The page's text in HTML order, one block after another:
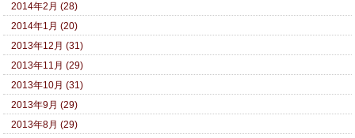
2014年2月 (28)
2014年1月 (20)
2013年12月 (31)
2013年11月 (29)
2013年10月 (31)
2013年9月 (29)
2013年8月 (29)